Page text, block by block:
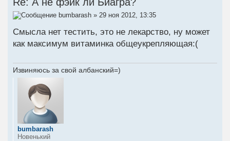
bumbarash » 29 ноя 2012, 13:35
Смысла нет тестить, это не лекарство, ну может
как максимум витаминка общеукрепляющая:(
Извиняюсь за свой албанский=)
bumbarash
Новенький